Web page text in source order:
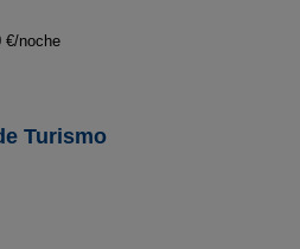
€/noche
Turismo